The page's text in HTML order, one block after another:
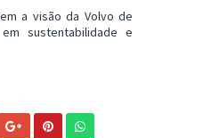
a visão da Volvo de
sustentabilidade e